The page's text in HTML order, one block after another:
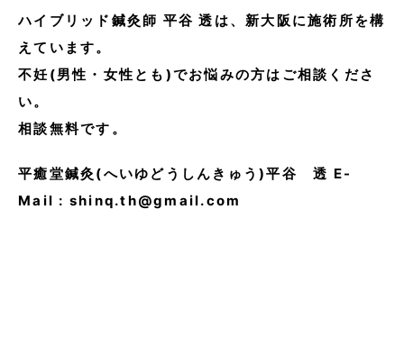
ハイブリッド鍼灸師 平谷 透は、 新大阪に施術所を構
えています。
不妊(男性・女性とも)でお悩みの方はご相談くださ
い。
相談無料です。
平癒堂鍼灸(へいゆどうしんきゅう)平谷 透 E-
Mail : shinq.th@gmail.com